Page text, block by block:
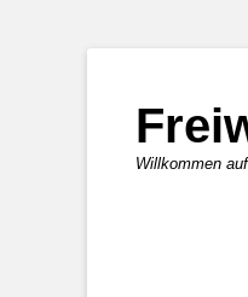
Willkommen